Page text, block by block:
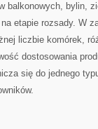
balkonowych, bylin,
etapie rozsady. W
liczbie komórek,
dostosowania
się do jednego